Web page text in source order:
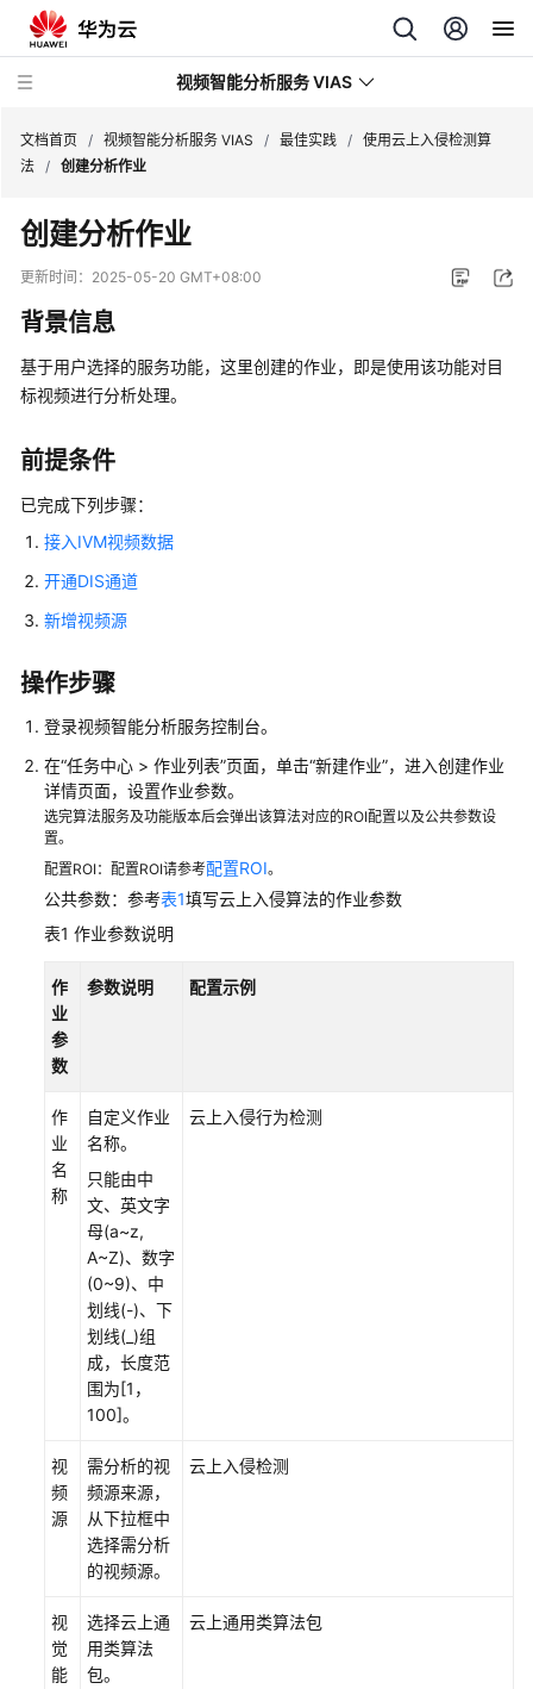
视频智能分析服务 VIAS
最
新
动
品
介
户
指
API
考
最
实
践
边
缘
侵
检
测
算
使
云
景
说
明
购
算
法
包
文档首页 / 视频智能分析服务 VIAS / 最佳实践 / 使用云上入侵检测算
法 / 创建分析作业
创建分析作业
更新时间： 2025-05-20 GMT+08:00
背景信息
基于用户选择的服务功能，这里创建的作业，即是使用该功能对目
标视频进行分析处理。
前提条件
已完成下列步骤：
接入IVM视频数据
开通DIS通道
新增视频源
操作步骤
登录视频智能分析服务控制台。
在“任务中心 > 作业列表”页面，单击“新建作业”，进入创建作业
详情页面，设置作业参数。
选完算法服务及功能版本后会弹出该算法对应的ROI配置以及公共参数设
置。
配置ROI：配置ROI请参考配置ROI。
公共参数：参考表1填写云上入侵算法的作业参数
表1 作业参数说明
作
业
参
数
参数说明 配置示例
作
业
名
称
自定义作业
名称。
只能由中
文、英文字
母(a~z,
A~Z)、数字
(0~9)、中
划线(-)、下
划线(_)组
成，长度范
围为[1，
100]。
云上入侵行为检测
视
频
源
需分析的视
频源来源，
从下拉框中
选择需分析
的视频源。
云上入侵检测
视
觉
能
选择云上通
用类算法
包。
云上通用类算法包